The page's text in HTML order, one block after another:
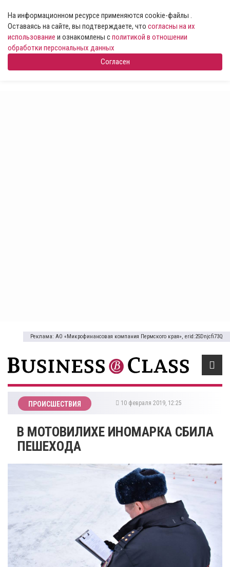
На информационном ресурсе применяются cookie-файлы .
Оставаясь на сайте, вы подтверждаете, что согласны на их
использование и ознакомлены сполитикой в отношении
обработки персональных данных
Согласен
Реклама: АО «Микрофинансовая компания Пермского края», erid:2SDnjcfi73Q
ПРОИСШЕСТВИЯ 10 февраля 2019, 12:25
В МОТОВИЛИХЕ ИНОМАРКА СБИЛА
ПЕШЕХОДА